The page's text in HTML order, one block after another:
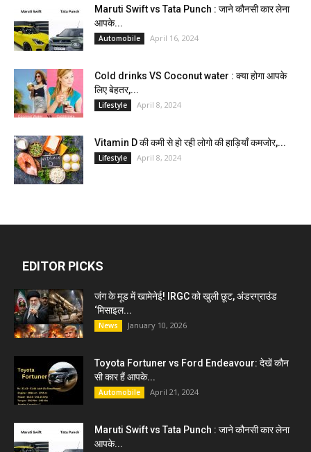
Maruti Swift vs Tata Punch : जाने कौनसी कार लेना
आपके...
Automobile April 16, 2024
Cold drinks VS Coconut water : क्या होगा आपके
लिए बेहतर,...
Lifestyle April 8, 2024
Vitamin D की कमी से हो रही लोगो की हाड़ियाँ कमजोर,...
Lifestyle April 8, 2024
EDITOR PICKS
जंग के मूड में खामेनेई! IRGC को खुली छूट, अंडरग्राउंड
‘मिसाइल...
News January 10, 2026
Toyota Fortuner vs Ford Endeavour: देखें कौन
सी कार हैं आपके...
Automobile April 21, 2024
Maruti Swift vs Tata Punch : जाने कौनसी कार लेना
आपके...